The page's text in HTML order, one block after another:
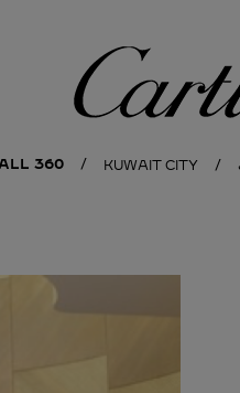
KUWAIT CITY
360 MALL